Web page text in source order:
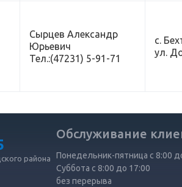
Сырцев Александр
Юрьевич
Тел.:(47231) 5-91-71
с.
ул.
района
Обслуживание
Понедельник-пятница с 8:00
Суббота с 8:00 до 17:00
без перерыва